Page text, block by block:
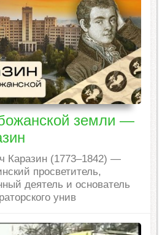
земли —
Каразин (1773–1842) —
просветитель,
деятель и основатель
унив